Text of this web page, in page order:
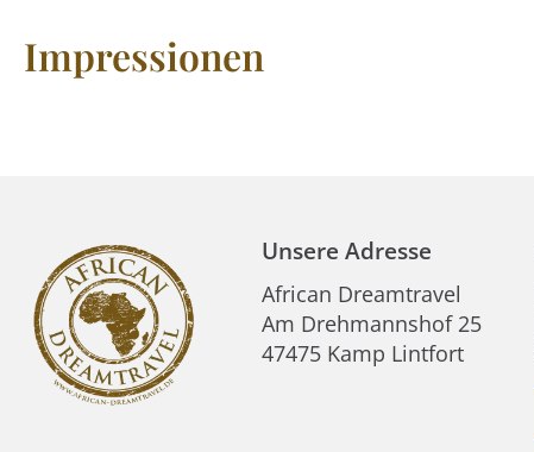
Impressionen
Unsere Adresse
African Dreamtravel
Am Drehmannshof 25
47475 Kamp Lintfort